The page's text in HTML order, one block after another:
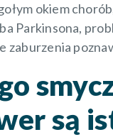
okiem
Parkinsona,
zaburzenia
są